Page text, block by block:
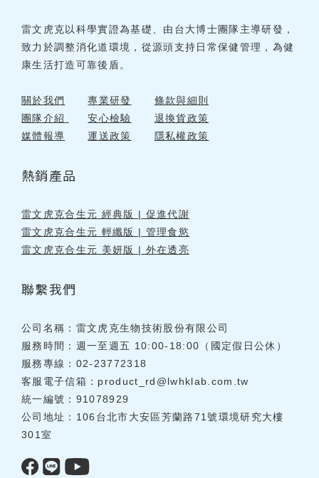
雷文虎克以科學實證為基礎、由台大博士團隊主導研發，
致力於調整消化道環境，從源頭支持日常保健管理，為健
康生活打造可靠後盾。
關於我們 專業研發
條款與細則
團隊介紹
安心檢驗
退換貨政策
媒體報導
運送政策 隱私權政策
熱銷產品
雷文虎克合生元 經典版 | 促進代謝
雷文虎克合生元 輕纖版 | 管理食慾
雷文虎克合生元 美妍版 | 外在透亮
聯繫我們
公司名稱：雷文虎克生物技術股份有限公司
服務時間：週一至週五 10:00-18:00（國定假日公休）
服務專線：02-23772318
客服電子信箱： product_rd@lwhklab.com.tw
統一編號：91078929
公司地址：106台北市大安區芳蘭路71號環境研究大樓
301室